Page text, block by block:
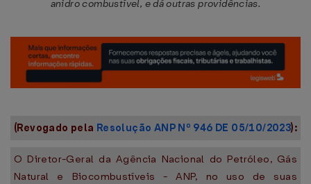
anidro combustível, e dá outras providências.
(Revogado pela Resolução ANP Nº 946 DE 05/10/2023):
O Diretor-Geral da Agência Nacional do Petróleo, Gás
Natural e Biocombustíveis - ANP, no uso de suas